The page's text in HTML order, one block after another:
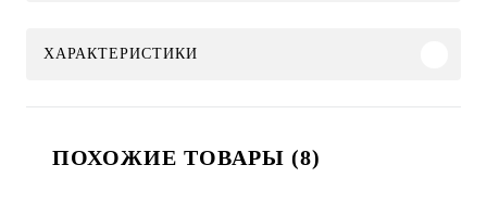
ХАРАКТЕРИСТИКИ
ПОХОЖИЕ ТОВАРЫ (8)